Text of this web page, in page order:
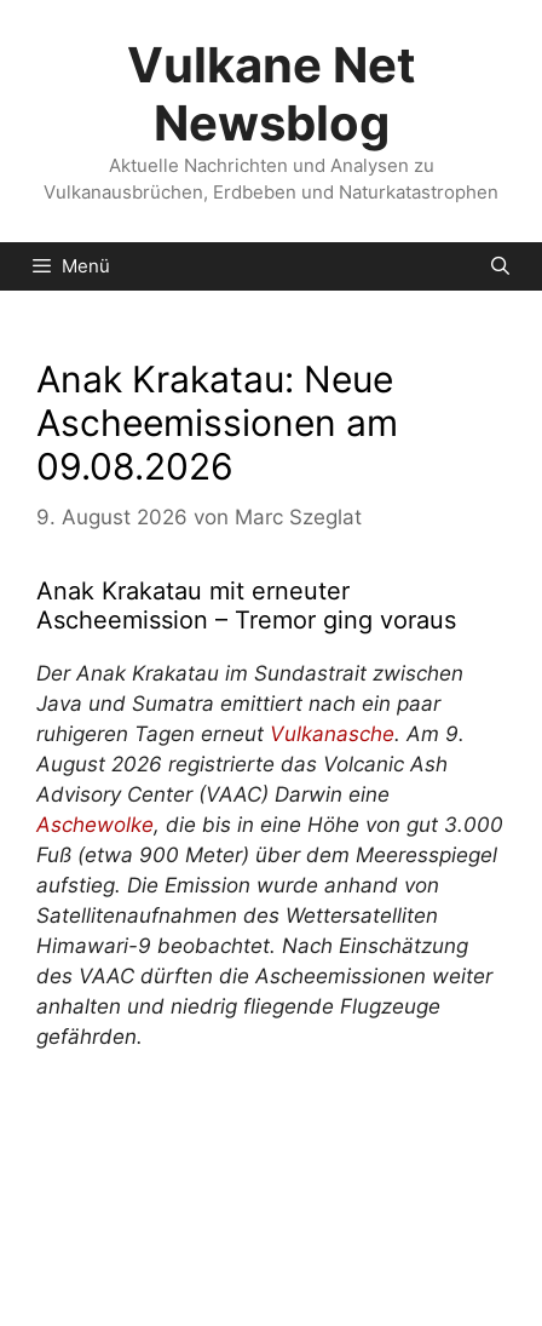
Vulkane Net
Newsblog
Aktuelle Nachrichten und Analysen zu
Vulkanausbrüchen, Erdbeben und Naturkatastrophen
Menü
Anak Krakatau: Neue
Ascheemissionen am
09.08.2026
9. August 2026 von Marc Szeglat
Anak Krakatau mit erneuter
Ascheemission – Tremor ging voraus
Der Anak Krakatau im Sundastrait zwischen
Java und Sumatra emittiert nach ein paar
ruhigeren Tagen erneut Vulkanasche. Am 9.
August 2026 registrierte das Volcanic Ash
Advisory Center (VAAC) Darwin eine
Aschewolke, die bis in eine Höhe von gut 3.000
Fuß (etwa 900 Meter) über dem Meeresspiegel
aufstieg. Die Emission wurde anhand von
Satellitenaufnahmen des Wettersatelliten
Himawari-9 beobachtet. Nach Einschätzung
des VAAC dürften die Ascheemissionen weiter
anhalten und niedrig fliegende Flugzeuge
gefährden.